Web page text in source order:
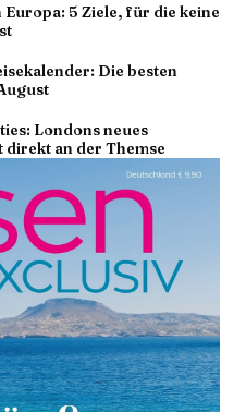
5 Ziele, für die keine
Die besten
Londons neues
an der Themse